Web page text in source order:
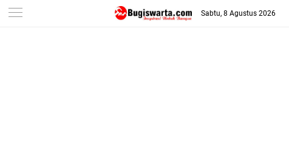
-->
Sabtu, 8 Agustus 2026